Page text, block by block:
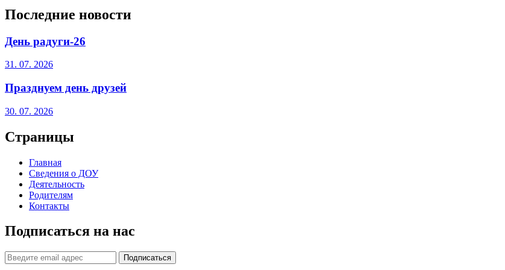
Последние новости
День радуги-26
31. 07. 2026
Празднуем день друзей
30. 07. 2026
Страницы
Главная
Сведения о ДОУ
Деятельность
Родителям
Контакты
Подписаться на нас